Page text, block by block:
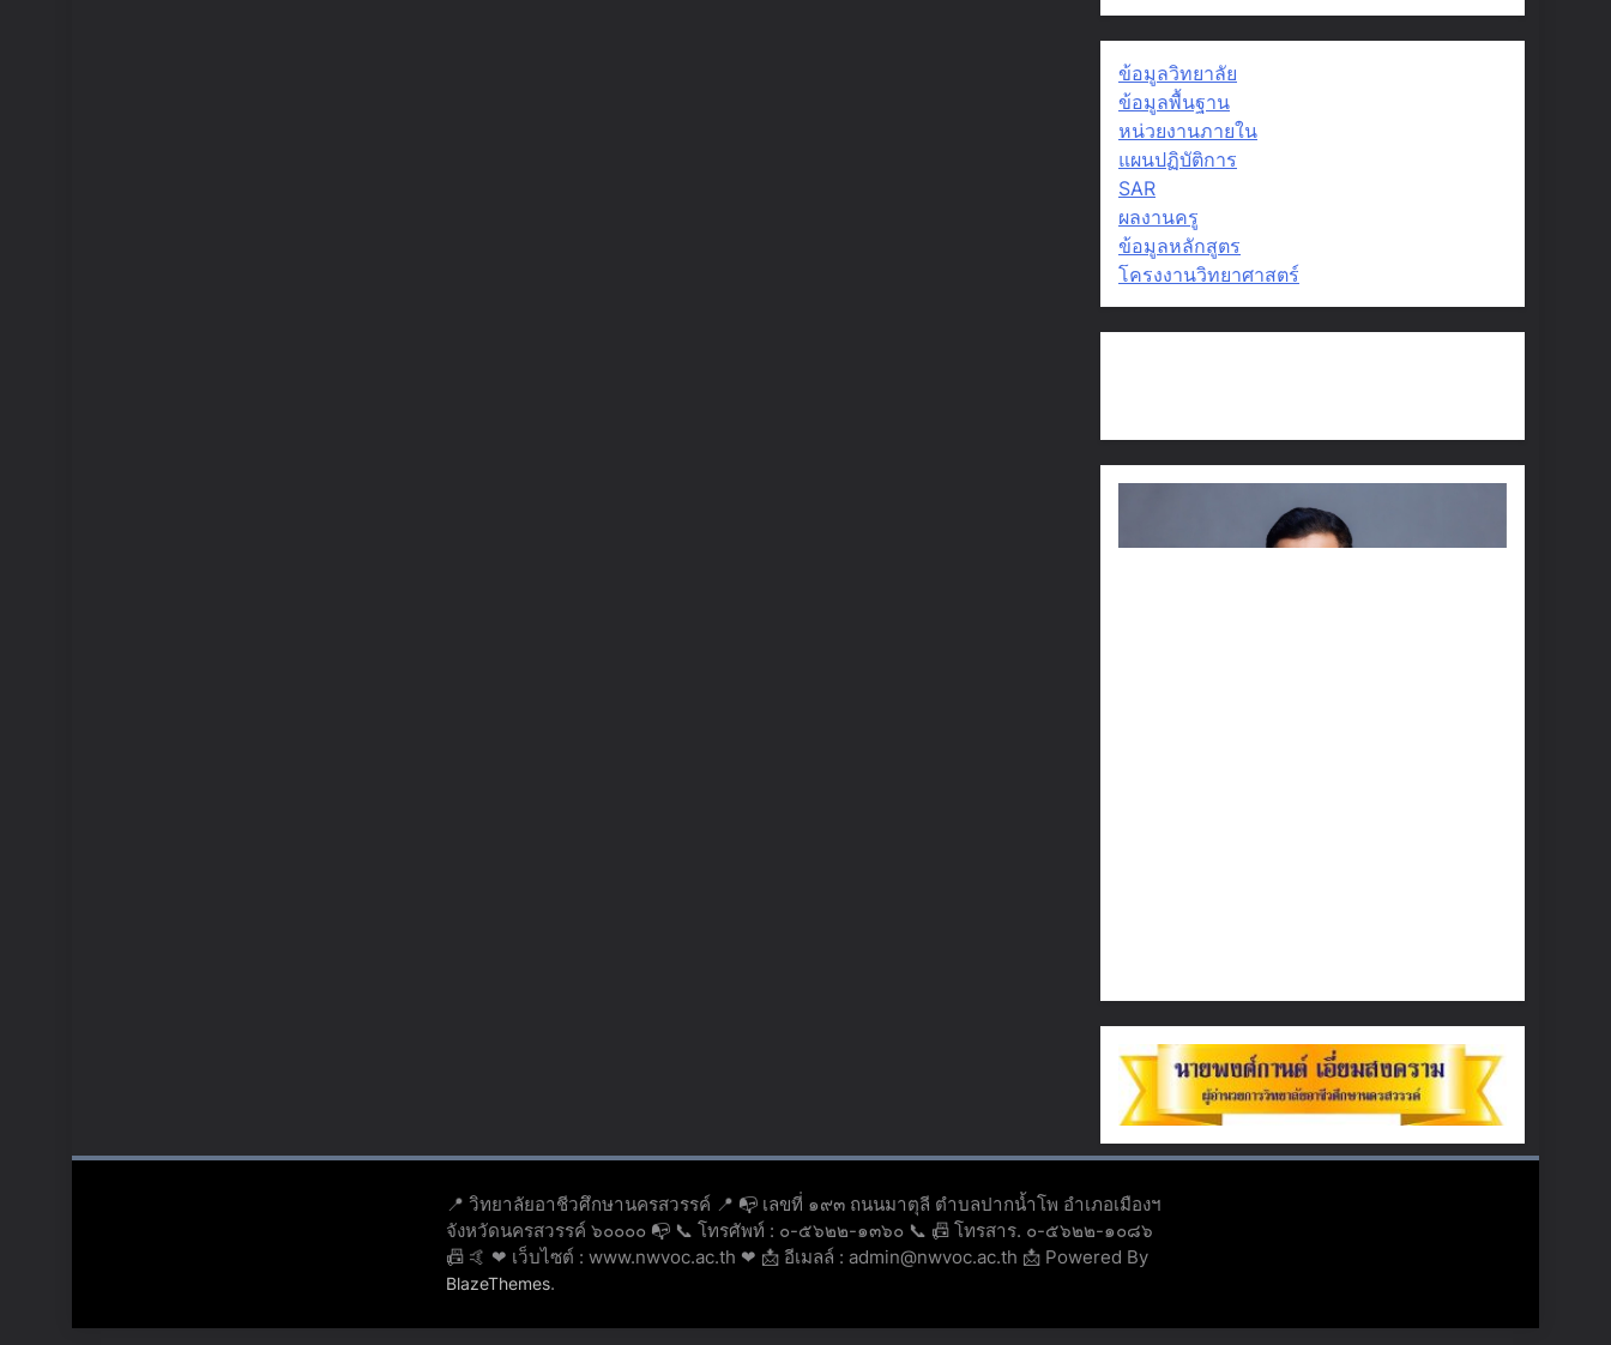
ข้อมูลวิทยาลัย
ข้อมูลพื้นฐาน
หน่วยงานภายใน
แผนปฏิบัติการ
SAR
ผลงานครู
ข้อมูลหลักสูตร
โครงงานวิทยาศาสตร์
📍 วิทยาลัยอาชีวศึกษานครสวรรค์ 📍 📭 เลขที่ ๑๙๓ ถนนมาตุลี ตำบลปากน้ำโพ อำเภอเมืองฯ
จังหวัดนครสวรรค์ ๖๐๐๐๐ 📭 📞 โทรศัพท์ : ๐-๕๖๒๒-๑๓๖๐ 📞 📠 โทรสาร. ๐-๕๖๒๒-๑๐๘๖
📠 🤙 ❤ เว็บไซต์ : www.nwvoc.ac.th ❤ 📩 อีเมลล์ : admin@nwvoc.ac.th 📩 Powered By
BlazeThemes.